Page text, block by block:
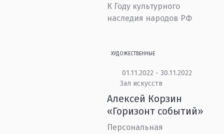
К Году культурного
наследия народов РФ
ХУДОЖЕСТВЕННЫЕ
01.11.2022 - 30.11.2022
Зал искусств
Алексей Корзин
«Горизонт событий»
Персональная